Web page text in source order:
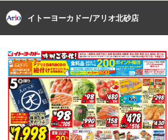
イトーヨーカドー/アリオ北砂店